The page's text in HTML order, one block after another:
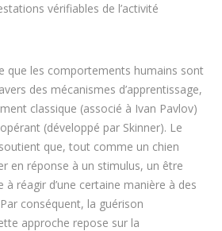
vérifiables de l’activité
que les comportements humains sont
des mécanismes d’apprentissage,
classique (associé à Ivan Pavlov)
(développé par Skinner). Le
que, tout comme un chien
en réponse à un stimulus, un être
réagir d’une certaine manière à des
conséquent, la guérison
approche repose sur la